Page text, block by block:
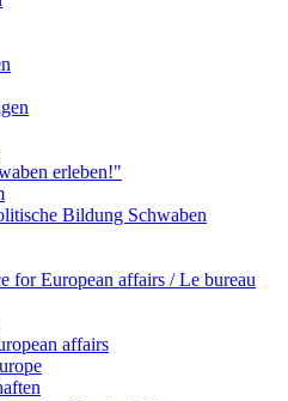
erleben!"
Bildung Schwaben
for European affairs / Le bureau
affairs